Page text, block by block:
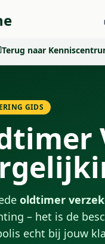
Terug naar
GIDS
oldtimer
– het is de
echt bij jouw